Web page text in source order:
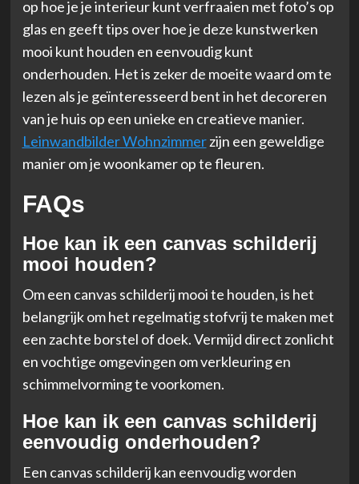
op hoe je je interieur kunt verfraaien met foto’s op
glas en geeft tips over hoe je deze kunstwerken
mooi kunt houden en eenvoudig kunt
onderhouden. Het is zeker de moeite waard om te
lezen als je geïnteresseerd bent in het decoreren
van je huis op een unieke en creatieve manier.
Leinwandbilder Wohnzimmerzijn een geweldige
manier om je woonkamer op te fleuren.
FAQs
Hoe kan ik een canvas schilderij
mooi houden?
Om een canvas schilderij mooi te houden, is het
belangrijk om het regelmatig stofvrij te maken met
een zachte borstel of doek. Vermijd direct zonlicht
en vochtige omgevingen om verkleuring en
schimmelvorming te voorkomen.
Hoe kan ik een canvas schilderij
eenvoudig onderhouden?
Een canvas schilderij kan eenvoudig worden